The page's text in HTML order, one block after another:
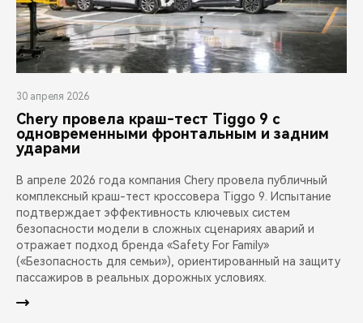
30 апреля 2026
Chery провела краш-тест Tiggo 9 с
одновременными фронтальным и задним
ударами
В апреле 2026 года компания Chery провела публичный
комплексный краш-тест кроссовера Tiggo 9. Испытание
подтверждает эффективность ключевых систем
безопасности модели в сложных сценариях аварий и
отражает подход бренда «Safety For Family»
(«Безопасность для семьи»), ориентированный на защиту
пассажиров в реальных дорожных условиях.